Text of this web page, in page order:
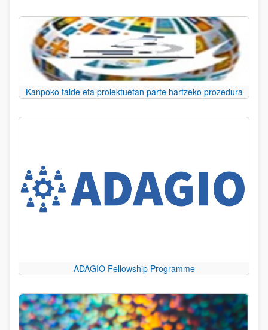
Kanpoko talde eta proiektuetan parte hartzeko prozedura
ADAGIO Fellowship Programme